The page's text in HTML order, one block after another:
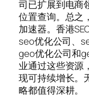
司已扩展到电商
位置查询。总之
加速器。香港
seo优化公司、
geo优化公司和
业通过这些资源
现可持续增长。
略都值得深耕。